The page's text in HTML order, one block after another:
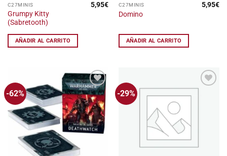
C27MINIS
Grumpy Kitty
(Sabretooth)
5,95€
AÑADIR AL CARRITO
C27MINIS
Domino
5,95€
AÑADIR AL CARRITO
-62%
Añadir
a la
lista
de
deseos
-29%